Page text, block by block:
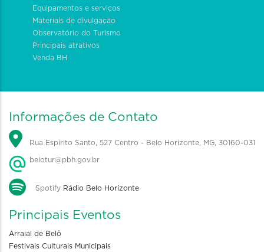
Equipamentos e serviços
Materiais de divulgação
Observatório do Turismo
Principais atrativos
Venda BH
Informações de Contato
Rua Espírito Santo, 527 Centro - Belo Horizonte, MG, 30160-031
belotur@pbh.gov.br
Spotify Rádio Belo Horizonte
Principais Eventos
Arraial de Belô
Festivais Culturais Municipais